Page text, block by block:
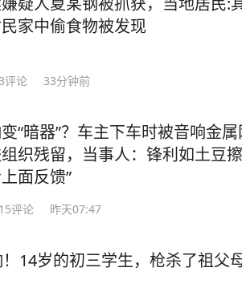
家中偷食物被发现
评论 33分钟前
“暗器”？车主下车时被音响金
织残留，当事人：锋利如土豆
面反馈”
15评论 昨天07:47
14岁的初三学生，枪杀了祖父